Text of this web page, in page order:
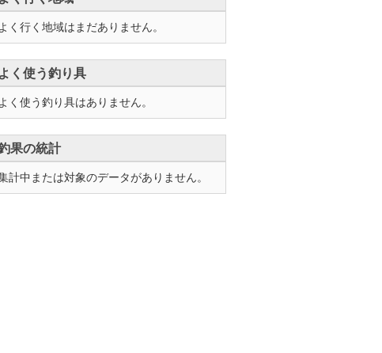
よく行く地域はまだありません。
よく使う釣り具
よく使う釣り具はありません。
果の統計
計中または対象のデータがありません。